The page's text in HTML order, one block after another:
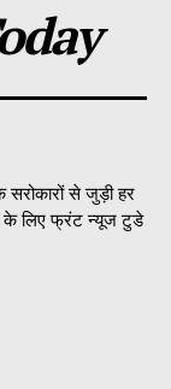
सरोकारों से जुड़ी हर
के लिए फ्रंट न्यूज टुडे